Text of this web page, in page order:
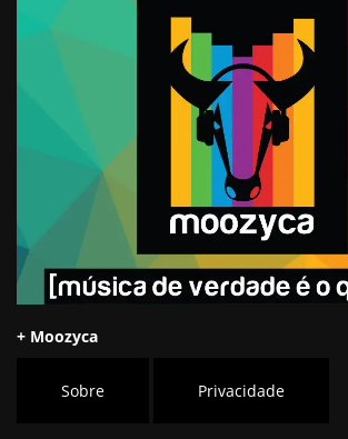
+ Moozyca
Sobre Privacidade